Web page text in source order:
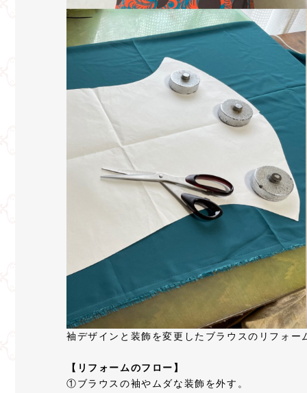
袖デザインと装飾を変更したブラウスのリフォー
【リフォームのフロー】
①ブラウスの袖やムダな装飾を外す。